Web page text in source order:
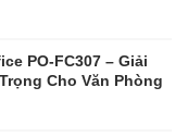
PO-FC307 – Giải
Cho Văn Phòng